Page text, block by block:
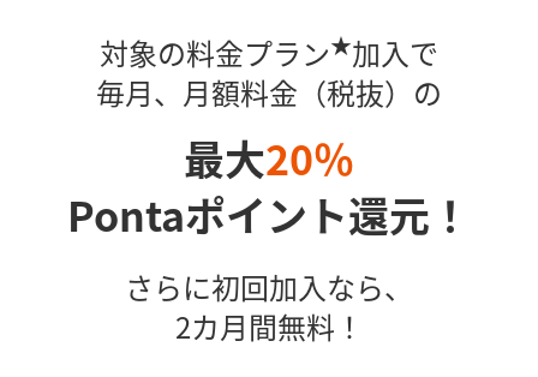
対象の料金プラン★加入で​
毎月、月額料金（税抜）の
最大20％
Pontaポイント還元！
さらに初回加入なら、
2カ月間無料！